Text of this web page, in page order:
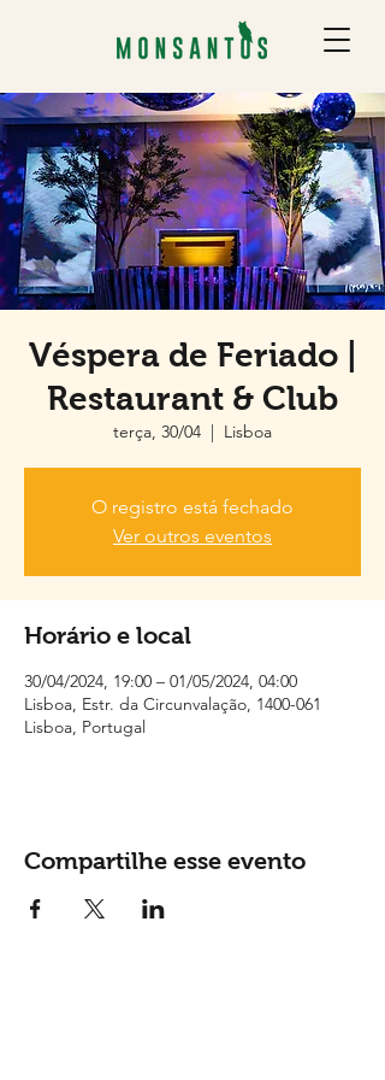
Véspera de Feriado |
Restaurant & Club
terça, 30/04
  |
Lisboa
O registro está fechado
Ver outros eventos
Horário e local
30/04/2024, 19:00 – 01/05/2024, 04:00
Lisboa, Estr. da Circunvalação, 1400-061
Lisboa, Portugal
Compartilhe esse evento